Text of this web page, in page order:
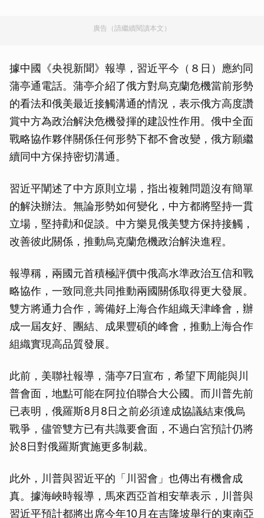
廣告（請繼續閱讀本文）
據中國《央視新聞》報導，習近平今（８日）應約同
蒲亭通電話。蒲亭介紹了俄方對烏克蘭危機當前形勢
的看法和俄美最近接觸溝通的情況，表示俄方高度讚
賞中方為政治解決危機發揮的建設性作用。俄中全面
戰略協作夥伴關係任何形勢下都不會改變，俄方願繼
續同中方保持密切溝通。
習近平闡述了中方原則立場，指出複雜問題沒有簡單
的解決辦法。無論形勢如何變化，中方都將堅持一貫
立場，堅持勸和促談。中方樂見俄美雙方保持接觸，
改善彼此關係，推動烏克蘭危機政治解決進程。
報導稱，兩國元首積極評價中俄高水準政治互信和戰
略協作，一致同意共同推動兩國關係取得更大發展。
雙方將通力合作，籌備好上海合作組織天津峰會，辦
成一屆友好、團結、成果豐碩的峰會，推動上海合作
組織實現高品質發展。
此前，美聯社報導，蒲亭7日宣布，希望下周能與川
普會面，地點可能在阿拉伯聯合大公國。而川普先前
已表明，俄羅斯8月8日之前必須達成協議結束俄烏
戰爭，儘管雙方已有共識要會面，不過白宮預計仍將
於8日對俄羅斯實施更多制裁。
此外，川普與習近平的「川習會」也傳出有機會成
真。據海峽時報導，馬來西亞首相安華表示，川普與
習近平預計都將出席今年10月在吉隆坡舉行的東南亞